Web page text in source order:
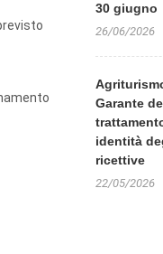
30 giugno
26/06/2026
Garante
identità
ricettive
22/05/2026